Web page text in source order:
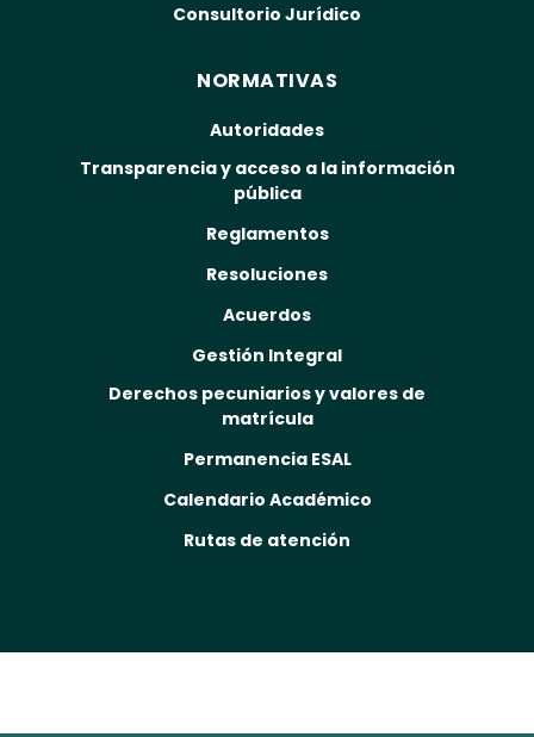
Consultorio Jurídico
NORMATIVAS
Autoridades
Transparencia y acceso a la información
pública
Reglamentos
Resoluciones
Acuerdos
Gestión Integral
Derechos pecuniarios y valores de
matrícula
Permanencia ESAL
Calendario Académico
Rutas de atención